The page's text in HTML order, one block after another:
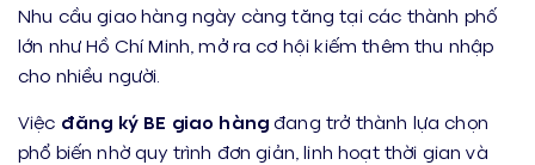
Nhu cầu giao hàng ngày càng tăng tại các thành phố
lớn như Hồ Chí Minh, mở ra cơ hội kiếm thêm thu nhập
cho nhiều người.
Việc đăng ký BE giao hàng đang trở thành lựa chọn
phổ biến nhờ quy trình đơn giản, linh hoạt thời gian và